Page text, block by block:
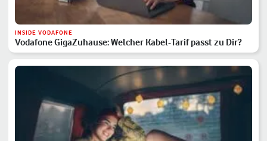
INSIDE VODAFONE
Vodafone GigaZuhause: Welcher Kabel-Tarif passt zu Dir?